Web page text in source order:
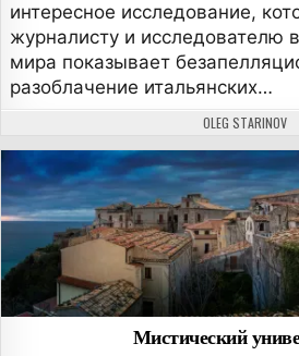
интересное исследование,
журналисту и исследователю
мира показывает
разоблачение итальянских…
АВТОР:
OLEG STARINOV
Мистический